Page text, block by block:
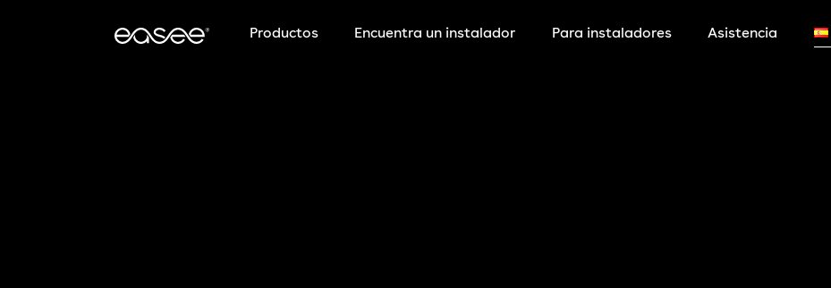
Productos Encuentra un instalador Para instaladores Asistencia